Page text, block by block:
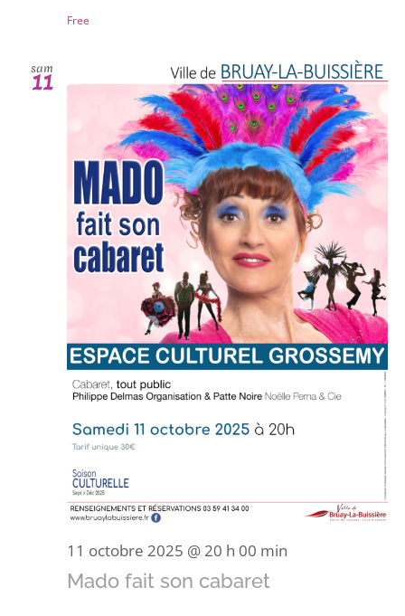
Free
sam
11
11 octobre 2025 @ 20 h 00 min
Mado fait son cabaret